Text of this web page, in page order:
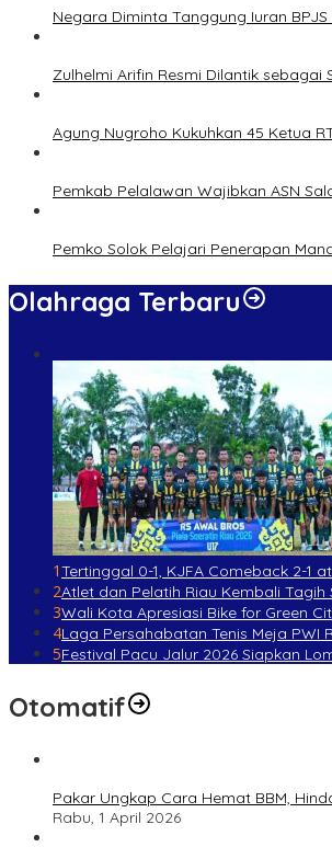
Negara Diminta Tanggung Iuran
Zulhelmi Arifin Resmi Dilantik sebagai
Agung Nugroho Kukuhkan 45 Ketua
Pemkab Pelalawan Wajibkan ASN
Pemko Solok Pelajari Penerapan
Olahraga Terbaru
1Tertinggal 0-1, KJFA Comeback 2-1
2Atlet dan Pelatih Riau Kembali
3Wali Kota Apresiasi Bike for Green
4Laga Persahabatan Tenis Meja PWI
5Festival Pacu Jalur 2026 Siapkan
Otomatif
Pakar Ungkap Cara Hemat BBM,
Rabu, 1 April 2026